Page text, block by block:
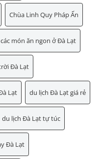
Chùa Linh Quy Pháp Ấn
các món ăn ngon ở Đà Lạt
Đà Lạt
Lạt du lịch Đà Lạt giá rẻ
du lịch Đà Lạt tự túc
Đà Lạt